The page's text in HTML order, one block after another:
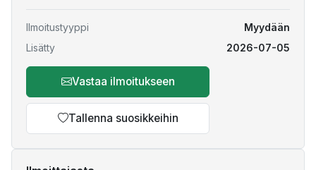
Ilmoitustyyppi
Myydään
Lisätty
2026-07-05
Vastaa ilmoitukseen
Tallenna suosikkeihin